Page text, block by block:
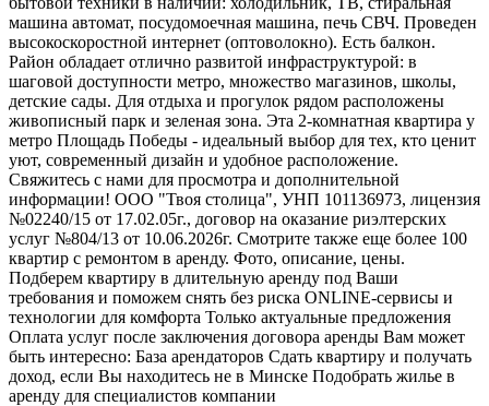
машина автомат, посудомоечная машина, печь СВЧ. Проведен
высокоскоростной интернет (оптоволокно). Есть балкон.
Район обладает отлично развитой инфраструктурой: в
шаговой доступности метро, множество магазинов, школы,
детские сады. Для отдыха и прогулок рядом расположены
живописный парк и зеленая зона. Эта 2-комнатная квартира у
метро Площадь Победы - идеальный выбор для тех, кто ценит
уют, современный дизайн и удобное расположение.
Свяжитесь с нами для просмотра и дополнительной
информации! ООО "Твоя столица", УНП 101136973, лицензия
№02240/15 от 17.02.05г., договор на оказание риэлтерских
услуг №804/13 от 10.06.2026г. Смотрите также еще более 100
квартир с ремонтом в аренду. Фото, описание, цены.
Подберем квартиру в длительную аренду под Ваши
требования и поможем снять без риска ONLINE-сервисы и
технологии для комфорта Только актуальные предложения
Оплата услуг после заключения договора аренды Вам может
быть интересно: База арендаторов Сдать квартиру и получать
доход, если Вы находитесь не в Минске Подобрать жилье в
аренду для специалистов компании